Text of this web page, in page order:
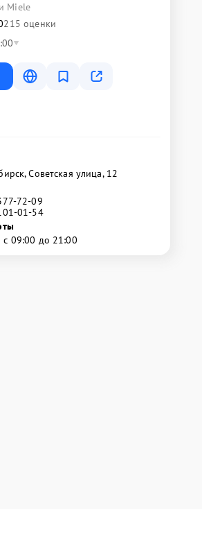
Miele
215 оценки
Советская улица, 12
72-09
01-54
с 09:00 до 21:00